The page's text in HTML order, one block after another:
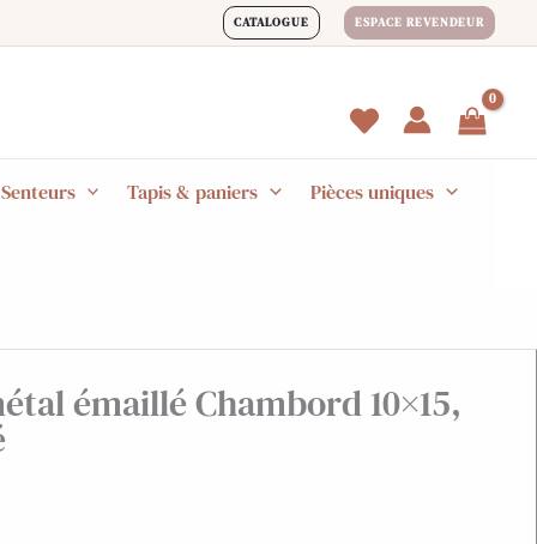
CATALOGUE ESPACE REVENDEUR
Tapis & paniers Pièces uniques
émaillé Chambord 10×15,